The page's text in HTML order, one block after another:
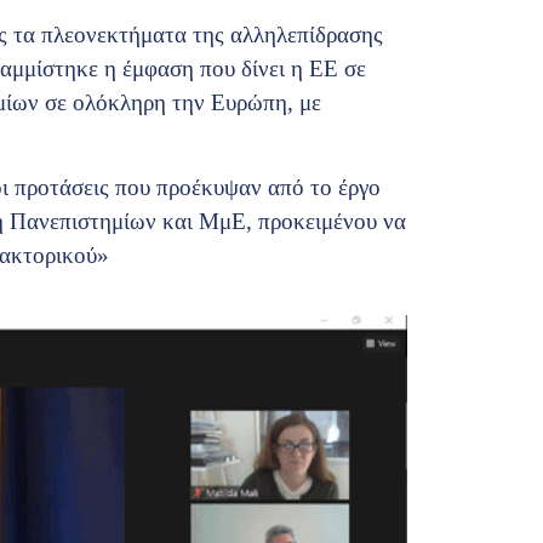
τα πλεονεκτήματα της αλληλεπίδρασης
η έμφαση που δίνει η ΕΕ σε
σε ολόκληρη την Ευρώπη, με
προτάσεις που προέκυψαν από το έργο
Πανεπιστημίων και ΜμΕ, προκειμένου να